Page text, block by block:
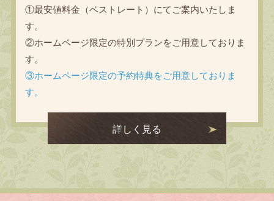
①最安値料金（ベストレート）にてご案内いたしま
す。
②ホームページ限定の特別プランをご用意しておりま
す。
③ホームページ限定の予約特典をご用意しておりま
す。
詳しく見る